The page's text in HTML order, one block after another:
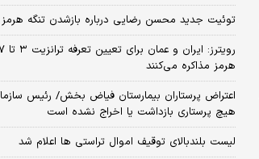
توئیت جدید محسن رضایی درباره بازشدن تنگه هرمز
هرمز مذاکره می‌کنند
اعتراض پرستاران بیمارستان فیاض بخش/ رئیس
هیچ پرستاری بازداشت یا اخراج نشده است
لیست بلندبالای توقیف اموال تراستی ها اعلام شد